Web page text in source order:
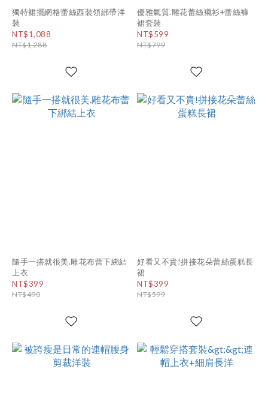
獨特裙擺網格蕾絲西裝領綁帶洋
裝
NT$1,088
NT$1,288
優雅氣質.雕花蕾絲襯衫+蕾絲褲
裙套裝
NT$599
NT$799
隨手一搭就很美.雕花布蕾下綁結
上衣
NT$399
NT$490
好看又不貴!拼接花朵蕾絲蛋糕長
裙
NT$399
NT$599